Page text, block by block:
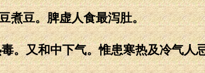
煮豆。脾虚人食最泻肚。
。又和中下气。惟患寒热及冷气人